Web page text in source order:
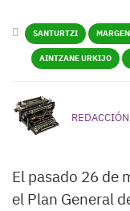
SANTURTZI
AINTZANE URKIJO
REDACCIÓN
El pasado 26 de
el Plan General